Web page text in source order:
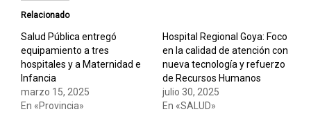
Relacionado
Salud Pública entregó
equipamiento a tres
hospitales y a Maternidad e
Infancia
marzo 15, 2025
En «Provincia»
Hospital Regional Goya: Foco
en la calidad de atención con
nueva tecnología y refuerzo
de Recursos Humanos
julio 30, 2025
En «SALUD»